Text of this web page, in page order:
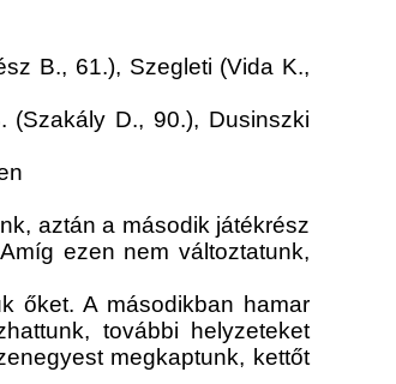
B., 61.), Szegleti (Vida K.,
D., 90.), Dusinszki
aztán a második játékrész
ezen nem változtatunk,
őket. A másodikban hamar
további helyzeteket
megkaptunk, kettőt